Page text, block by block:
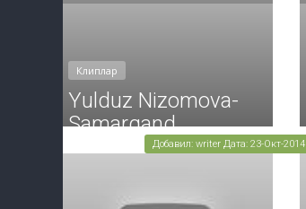
Клиплар
Yulduz Nizomova-
Samarqand
Добавил: writer Дата: 23-Окт-2014